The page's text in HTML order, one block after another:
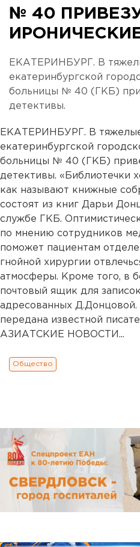
№ 40
ЕКАТЕРИНБУРГ. В
екатеринбургской
больницы № 40 (ГКБ)
детективы.
ЕКАТЕРИНБУРГ. В
екатеринбургской
больницы № 40 (ГКБ)
детективы. «Библиотечки
как называют книжные
состоят из книг Дарьи
службе ГКБ.
по мнению сотрудников
поможет пациентам
гнойной хирургии
атмосферы. Кроме того, в
почтовый ящик для
адресованных
передана известной
АЗИАТСКИЕ НОВОСТИ...
Общество